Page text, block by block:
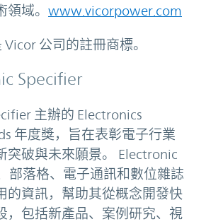
域。 www.vicorpower.com
公司的註冊商標。
Specifier
主辦的 Electronics
年度獎，旨在表彰電子行業
突破與未來願景。 Electronic
部落格、電子通訊和數位雜誌
的資訊，幫助其從概念開發快
，包括新產品、案例研究、視